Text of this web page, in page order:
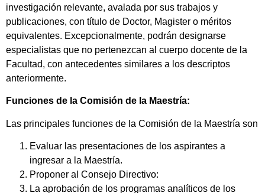
investigación relevante, avalada por sus trabajos y
publicaciones, con título de Doctor, Magister o méritos
equivalentes. Excepcionalmente, podrán designarse
especialistas que no pertenezcan al cuerpo docente de la
Facultad, con antecedentes similares a los descriptos
anteriormente.
Funciones de la Comisión de la Maestría:
Las principales funciones de la Comisión de la Maestría son
Evaluar las presentaciones de los aspirantes a
ingresar a la Maestría.
Proponer al Consejo Directivo:
La aprobación de los programas analíticos de los